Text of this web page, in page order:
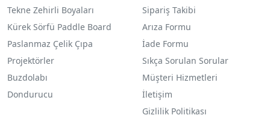
Tekne Zehirli Boyaları
Kürek Sörfü Paddle Board
Paslanmaz Çelik Çıpa
Projektörler
Buzdolabı
Dondurucu
Sipariş Takibi
Arıza Formu
İade Formu
Sıkça Sorulan Sorular
Müşteri Hizmetleri
İletişim
Gizlilik Politikası